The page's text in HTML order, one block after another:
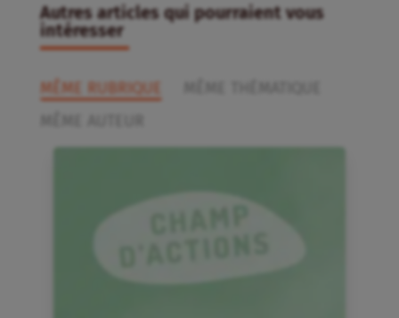
Autres articles qui pourraient vous
intéresser
MÊME RUBRIQUE